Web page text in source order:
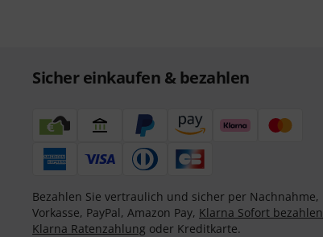
Sicher einkaufen & bezahlen
Bezahlen Sie vertraulich und sicher per Nachnahme,
Vorkasse, PayPal, Amazon Pay, Klarna Sofort bezahlen
Klarna Ratenzahlung oder Kreditkarte.